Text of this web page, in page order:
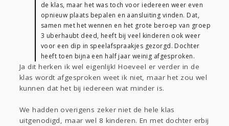
de klas, maar het was toch voor iedereen weer even
opnieuw plaats bepalen en aansluiting vinden. Dat,
samen met het wennen en het grote beroep van groep
3 uberhaubt deed, heeft bij veel kinderen ook weer
voor een dip in speelafspraakjes gezorgd. Dochter
heeft toen bijna een half jaar weinig afgesproken.
Ja dit herken ik wel eigenlijk! Hoeveel er verder in de
klas wordt afgesproken weet ik niet, maar het zou wel
kunnen dat het bij iedereen wat minder is.
We hadden overigens zeker niet de hele klas
uitgenodigd, maar wel 8 kinderen. En met dochter erbij